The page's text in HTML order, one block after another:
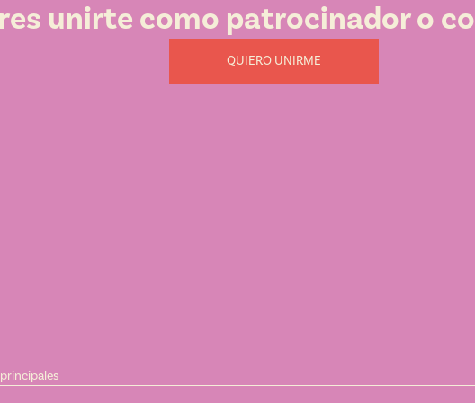
unirte como patrocinador o
QUIERO UNIRME